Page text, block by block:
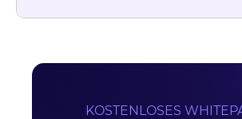
KOSTENLOSES